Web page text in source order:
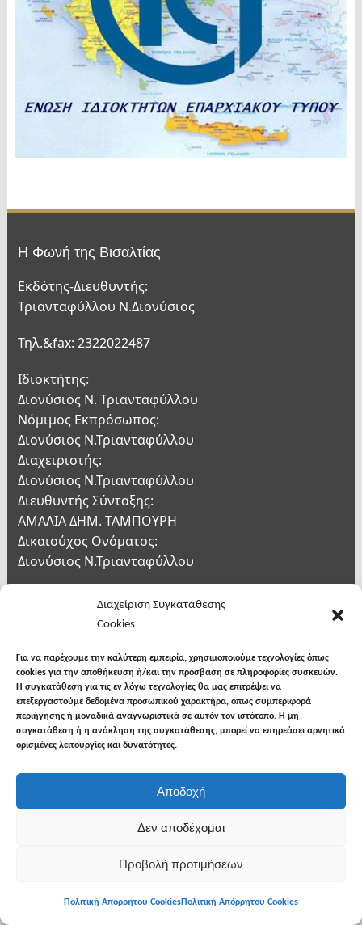
Διαχείριση Συγκατάθεσης
Cookies
Για να παρέχουμε την καλύτερη εμπειρία, χρησιμοποιούμε τεχνολογίες όπως
cookies για την αποθήκευση ή/και την πρόσβαση σε πληροφορίες συσκευών.
Η συγκατάθεση για τις εν λόγω τεχνολογίες θα μας επιτρέψει να
επεξεργαστούμε δεδομένα προσωπικού χαρακτήρα, όπως συμπεριφορά
περιήγησης ή μοναδικά αναγνωριστικά σε αυτόν τον ιστότοπο. Η μη
συγκατάθεση ή η ανάκληση της συγκατάθεσης, μπορεί να επηρεάσει αρνητικά
ορισμένες λειτουργίες και δυνατότητες.
Αποδοχή
Δεν αποδέχομαι
Προβολή προτιμήσεων
Πολιτική Απόρρητου CookiesΠολιτική Απόρρητου Cookies
Η Φωνή της Βισαλτίας
Εκδότης-Διευθυντής:
Τριανταφύλλου Ν.Διονύσιος
Τηλ.&fax: 2322022487
Ιδιοκτήτης:
Διονύσιος Ν. Τριανταφύλλου
Νόμιμος Εκπρόσωπος:
Διονύσιος Ν.Τριανταφύλλου
Διαχειριστής:
Διονύσιος Ν.Τριανταφύλλου
Διευθυντής Σύνταξης:
ΑΜΑΛΙΑ ΔΗΜ. ΤΑΜΠΟΥΡΗ
Δικαιούχος Ονόματος:
Διονύσιος Ν.Τριανταφύλλου
Υποκατάστημα: Εθνικής Αντιστάσεως 13 -1ος
όροφος, Σέρρες
ΓΕΜΗ:114277952000
ΑΦΜ: 046404687 ΔΟΥ: ΣΕΡΡΩΝ
email: fovisalt@otenet.gr
Τα γραφεία μας